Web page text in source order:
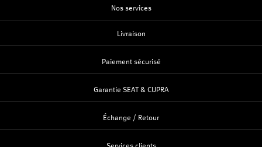
Nos services
Livraison
Paiement sécurisé
Garantie SEAT & CUPRA
Échange / Retour